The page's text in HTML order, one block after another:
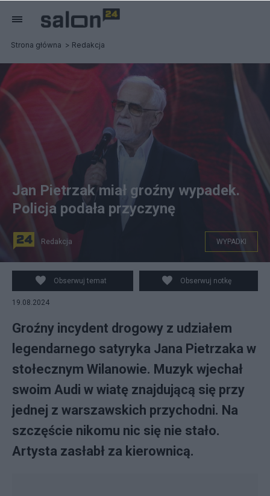
Strona główna Redakcja
Fot. PAP
Jan Pietrzak miał groźny wypadek.
Policja podała przyczynę
Redakcja WYPADKI
Obserwuj temat Obserwuj notkę
19.08.2024
Groźny incydent drogowy z udziałem
legendarnego satyryka Jana Pietrzaka w
stołecznym Wilanowie. Muzyk wjechał
swoim Audi w wiatę znajdującą się przy
jednej z warszawskich przychodni. Na
szczęście nikomu nic się nie stało.
Artysta zasłabł za kierownicą.